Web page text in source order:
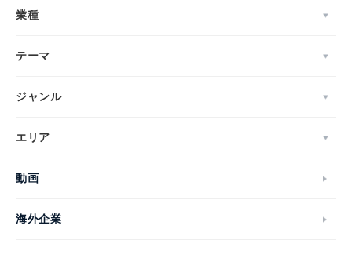
業種
テーマ
ジャンル
エリア
動画
海外企業